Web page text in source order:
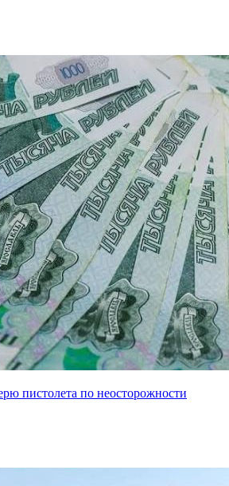
пистолета по неосторожности